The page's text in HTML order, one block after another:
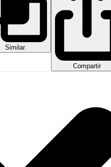
Similar
Compartir